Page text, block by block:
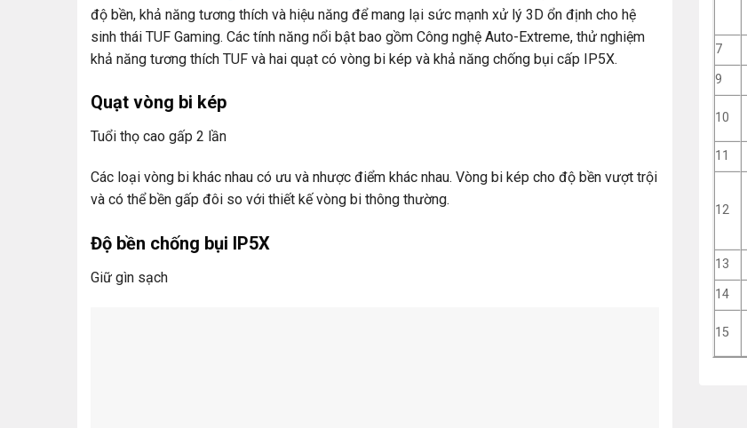
độ bền, khả năng tương thích và hiệu năng để mang lại sức mạnh xử lý 3D ổn định cho hệ
sinh thái TUF Gaming. Các tính năng nổi bật bao gồm Công nghệ Auto-Extreme, thử nghiệm
khả năng tương thích TUF và hai quạt có vòng bi kép và khả năng chống bụi cấp IP5X.
Quạt vòng bi kép
Tuổi thọ cao gấp 2 lần
Các loại vòng bi khác nhau có ưu và nhược điểm khác nhau. Vòng bi kép cho độ bền vượt trội
và có thể bền gấp đôi so với thiết kế vòng bi thông thường.
Độ bền chống bụi IP5X
Giữ gìn sạch
7
9
10
11
12
13
14
15